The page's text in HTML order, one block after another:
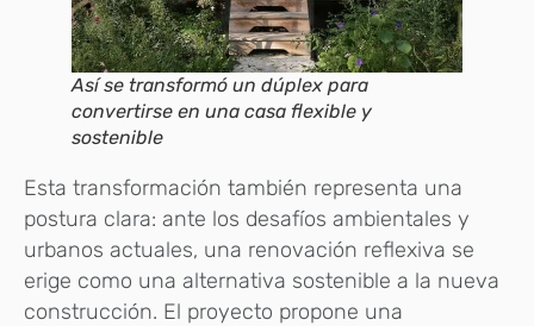
Así se transformó un dúplex para
convertirse en una casa flexible y
sostenible
Esta transformación también representa una
postura clara: ante los desafíos ambientales y
urbanos actuales, una renovación reflexiva se
erige como una alternativa sostenible a la nueva
construcción. El proyecto propone una